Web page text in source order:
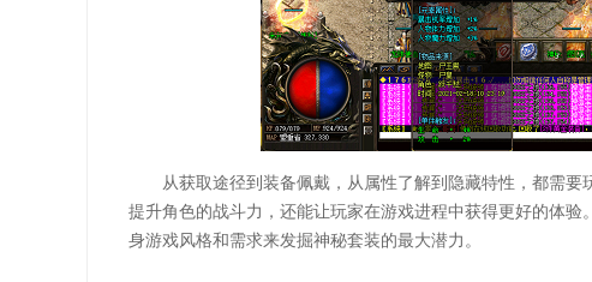
从获取途径到装备佩戴，从属性了解到隐藏特性，都需
提升角色的战斗力，还能让玩家在游戏进程中获得更好的体
身游戏风格和需求来发掘神秘套装的最大潜力。